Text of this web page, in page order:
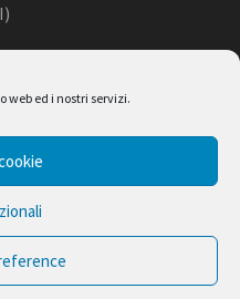
web ed i nostri servizi.